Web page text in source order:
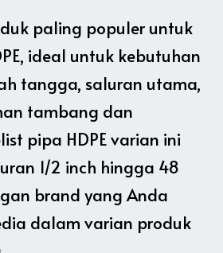
paling populer untuk
ideal untuk kebutuhan
tangga, saluran utama,
tambang dan
pipa HDPE varian ini
1/2 inch hingga 48
brand yang Anda
dalam varian produk